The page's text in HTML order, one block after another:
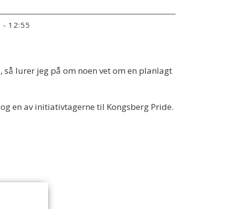
- 12:55
så lurer jeg på om noen vet om en planlagt
en av initiativtagerne til Kongsberg Pride.